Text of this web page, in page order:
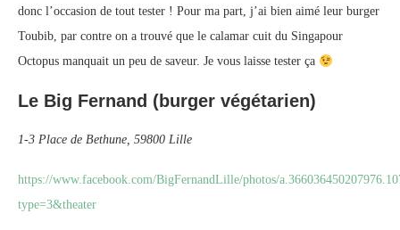
donc l’occasion de tout tester ! Pour ma part, j’ai bien aimé leur burger
Toubib, par contre on a trouvé que le calamar cuit du Singapour
Octopus manquait un peu de saveur. Je vous laisse tester ça
Le Big Fernand (burger végétarien)
1-3 Place de Bethune, 59800 Lille
https://www.facebook.com/BigFernandLille/photos/
type=3&theater